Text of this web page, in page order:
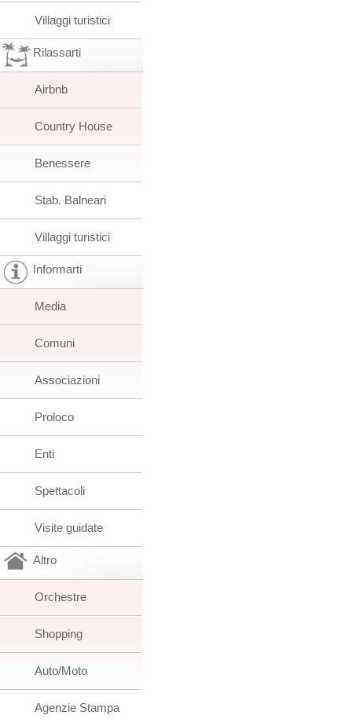
Villaggi turistici
Rilassarti
Airbnb
Country House
Benessere
Stab. Balneari
Villaggi turistici
Informarti
Media
Comuni
Associazioni
Proloco
Enti
Spettacoli
Visite guidate
Altro
Orchestre
Shopping
Auto/Moto
Agenzie Stampa